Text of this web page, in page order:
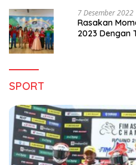
7 Desember 2022
Rasakan
2023 Dengan
SPORT